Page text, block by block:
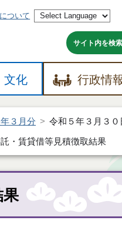
ついて
サイト内を検索
文化 行政情
３月分 令和５年３月３
・賃貸借等見積徴取結果